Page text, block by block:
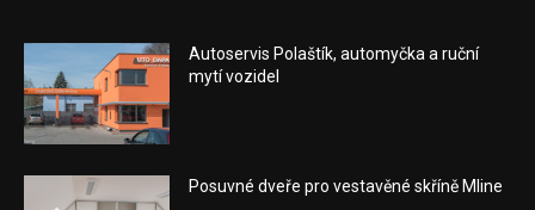
Autoservis Polaštík, automyčka a ruční
mytí vozidel
Posuvné dveře pro vestavěné skříně Mline